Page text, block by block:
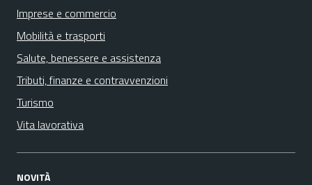
Imprese e commercio
Mobilità e trasporti
Salute, benessere e assistenza
Tributi, finanze e contravvenzioni
Turismo
Vita lavorativa
NOVITÀ